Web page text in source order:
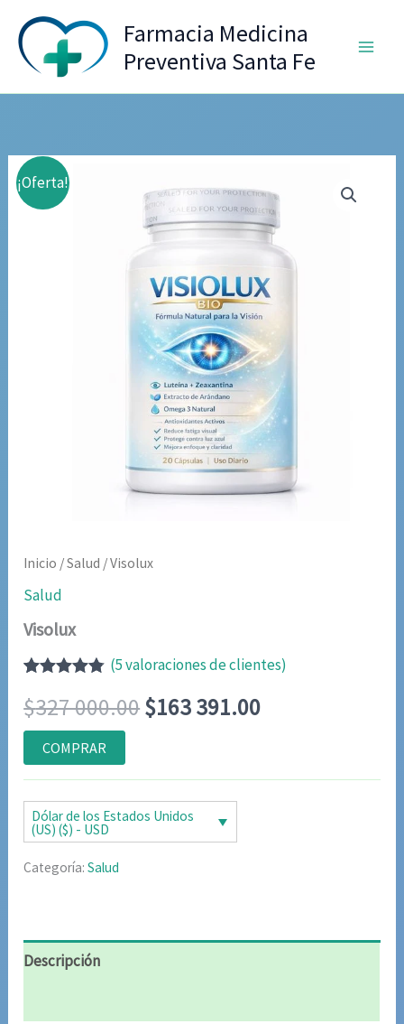
contenido
Farmacia Medicina
Preventiva Santa Fe
¡Oferta!
Inicio /Salud / Visolux
Salud
Visolux
con4.75de
5 en base
a
valoraciones
de clientes
(5valoraciones de clientes)
$327 000.00El
original
era:
$163 391.00El
actual
COMPRAR
Dólar de los Estados Unidos
(US) ($) - USD
Categoría:Salud
Descripción